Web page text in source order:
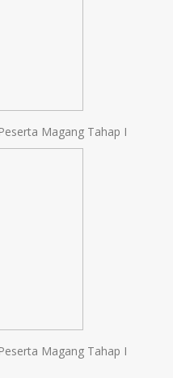
Magang Tahap I
Magang Tahap I